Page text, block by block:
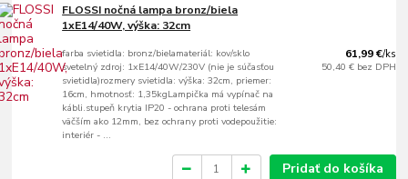
FLOSSI nočná lampa bronz/biela
1xE14/40W, výška: 32cm
farba svietidla: bronz/bielamateriál: kov/sklo
svetelný zdroj: 1xE14/40W/230V (nie je súčasťou
svietidla)rozmery svietidla: výška: 32cm, priemer:
16cm, hmotnosť: 1,35kgLampička má vypínač na
kábli.stupeň krytia IP20 - ochrana proti telesám
väčším ako 12mm, bez ochrany proti vodepoužitie:
interiér - ...
61,99 €/ks
50,40 € bez DPH
Pridať do košíka